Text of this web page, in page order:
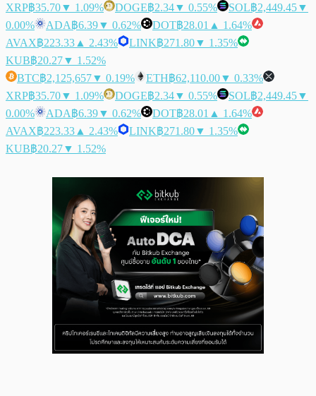
XRP฿35.70▼ 1.09% DOGE฿2.34▼ 0.55% SOL฿2,449.45▼
0.00%
ADA฿6.39▼ 0.62% DOT฿28.01 ▲ 1.64%
AVAX฿223.33 ▲ 2.43% LINK฿271.80▼ 1.35%
KUB฿20.27▼ 1.52%
BTC฿2,125,657▼ 0.19% ETH฿62,110.00▼ 0.33%
XRP฿35.70▼ 1.09% DOGE฿2.34▼ 0.55% SOL฿2,449.45▼
0.00%
ADA฿6.39▼ 0.62% DOT฿28.01 ▲ 1.64%
AVAX฿223.33 ▲ 2.43% LINK฿271.80▼ 1.35%
KUB฿20.27▼ 1.52%